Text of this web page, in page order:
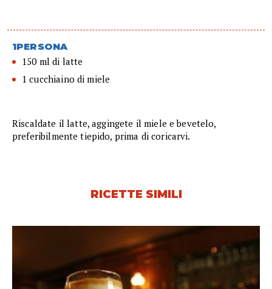
1PERSONA
150 ml di latte
1 cucchiaino di miele
Riscaldate il latte, aggingete il miele e bevetelo,
preferibilmente tiepido, prima di coricarvi.
RICETTE SIMILI